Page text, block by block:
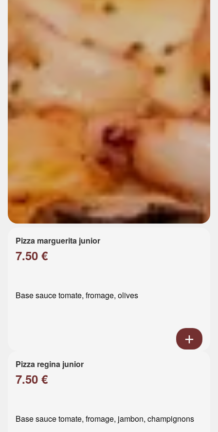
Pizza marguerita junior
7.50 €
Base sauce tomate, fromage, olives
Pizza regina junior
7.50 €
Base sauce tomate, fromage, jambon, champignons